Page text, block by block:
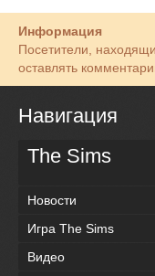
Информация
Посетители,
оставлять
Навигация
The Sims
Новости
Игра The Sims
Видео